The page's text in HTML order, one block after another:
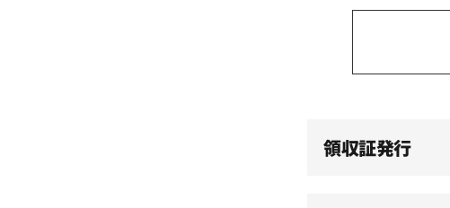
14:00
14:30
領収証発行